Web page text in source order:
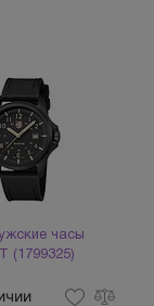
часы
(1799325)